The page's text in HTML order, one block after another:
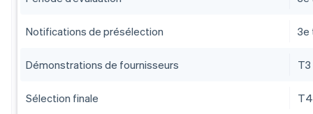
Notifications de présélection 3e
Démonstrations de fournisseurs
Sélection finale